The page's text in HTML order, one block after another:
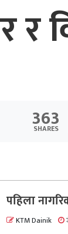
र
363
SHARES
पहिला
KTM Dainik